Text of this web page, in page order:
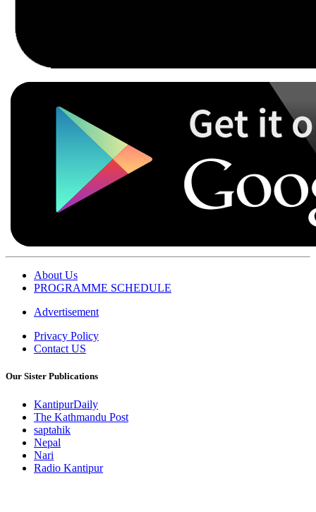
About Us
PROGRAMME SCHEDULE
Advertisement
Privacy Policy
Contact US
Our Sister Publications
KantipurDaily
The Kathmandu Post
saptahik
Nepal
Nari
Radio Kantipur